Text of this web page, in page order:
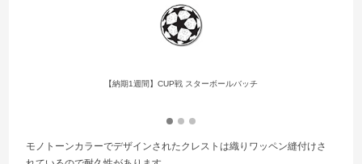
【納期1週間】CUP戦 スターボールバッチ
モノトーンカラーでデザインされたクレストは織りワッペン縫付けさ